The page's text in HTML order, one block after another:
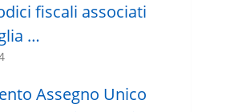
fiscali associati
…